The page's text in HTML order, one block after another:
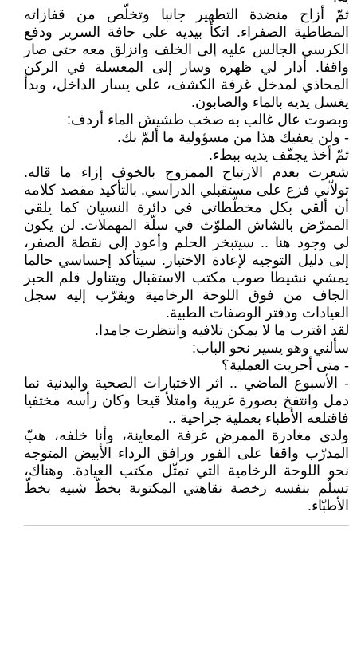
ثمّ أزاح منضدة التطهير جانبا وتخلّص من قفازاته
المطاطية الصفراء. اتكأ بيديه على حافة السرير ودفع
الكرسي الجالس عليه إلى الخلف وانزلق معه حتى صار
واقفا. أدار لي ظهره وسار إلى المغسلة في الركن
المحاذي لمدخل غرفة الكشف، على يسار الداخل، وبدأ
يغسل يديه بالماء والصابون.
وبصوت عال غالب به صخب طشيش الماء أردف:
- ولن يعفيك هذا من مسؤولية ما ألمّ بك.
ثمّ أخذ يجفّف يديه ببطء.
شعرت بعدم الارتياح الممزوج بالخوف إزاء ما قاله.
تولاّني فزع على مستقبلي الدراسي. بالتأكيد مقصد كلامه
أن ألقي بكل مخطّطاتي في دائرة النسيان كما يلقي
الممرّض بالشاش الملوّث في سلّة المهملات. لن يكون
لي وجود هنا .. سيتبخر الحلم وأعود إلى نقطة الصفر،
إلى دليل التوجيه لإعادة الاختيار. سيتأكد إحساسي حالما
يمشي نشيطا صوب مكتب الاستقبال ويتناول قلم الحبر
الجاف من فوق اللوحة الرخامية ويقرّب إليه سجل
العيادات ودفتر الوصفات الطبية.
لقد اقترب ما لا يمكن تلافيه وانتظرت جامدا.
سألني وهو يسير نحو الباب:
- متى أجريت العملية؟
- الأسبوع الماضي .. اثر الاختبارات الصحية والبدنية نما
دمل وانتفخ بصورة غريبة وامتلأ قيحا وكان رأسه مختفيا
فاقتلعه الأطباء بعملية جراحية ..
ولدى مغادرة الممرض غرفة المعاينة، وأنا خلفه، هبّ
المدرّب واقفا على الفور ورافق الرداء الأبيض المتوجه
نحو اللوحة الرخامية التي تمثّل مكتب العيادة. وهناك،
تسلّم بنفسه رخصة نقاهتي المكتوبة بخطّ شبيه بخطّ
الأطبّاء.